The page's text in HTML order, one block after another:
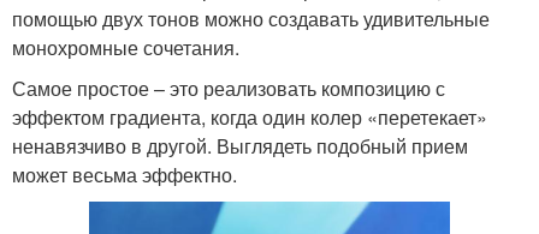
помощью двух тонов можно создавать удивительные
монохромные сочетания.
Самое простое – это реализовать композицию с
эффектом градиента, когда один колер «перетекает»
ненавязчиво в другой. Выглядеть подобный прием
может весьма эффектно.